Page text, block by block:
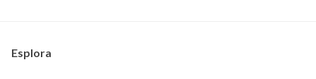
Esplora